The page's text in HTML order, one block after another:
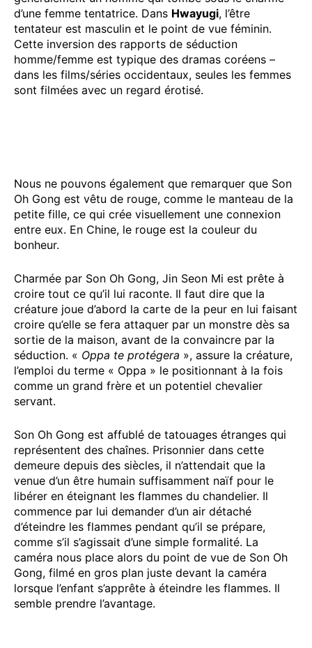
d’une femme tentatrice. Dans Hwayugi, l’être
tentateur est masculin et le point de vue féminin.
Cette inversion des rapports de séduction
homme/femme est typique des dramas coréens –
dans les films/séries occidentaux, seules les femmes
sont filmées avec un regard érotisé.
Nous ne pouvons également que remarquer que Son
Oh Gong est vêtu de rouge, comme le manteau de la
petite fille, ce qui crée visuellement une connexion
entre eux. En Chine, le rouge est la couleur du
bonheur.
Charmée par Son Oh Gong, Jin Seon Mi est prête à
croire tout ce qu’il lui raconte. Il faut dire que la
créature joue d’abord la carte de la peur en lui faisant
croire qu’elle se fera attaquer par un monstre dès sa
sortie de la maison, avant de la convaincre par la
séduction. « Oppa te protégera », assure la créature,
l’emploi du terme « Oppa » le positionnant à la fois
comme un grand frère et un potentiel chevalier
servant.
Son Oh Gong est affublé de tatouages étranges qui
représentent des chaînes. Prisonnier dans cette
demeure depuis des siècles, il n’attendait que la
venue d’un être humain suffisamment naïf pour le
libérer en éteignant les flammes du chandelier. Il
commence par lui demander d’un air détaché
d’éteindre les flammes pendant qu’il se prépare,
comme s’il s’agissait d’une simple formalité. La
caméra nous place alors du point de vue de Son Oh
Gong, filmé en gros plan juste devant la caméra
lorsque l’enfant s’apprête à éteindre les flammes. Il
semble prendre l’avantage.